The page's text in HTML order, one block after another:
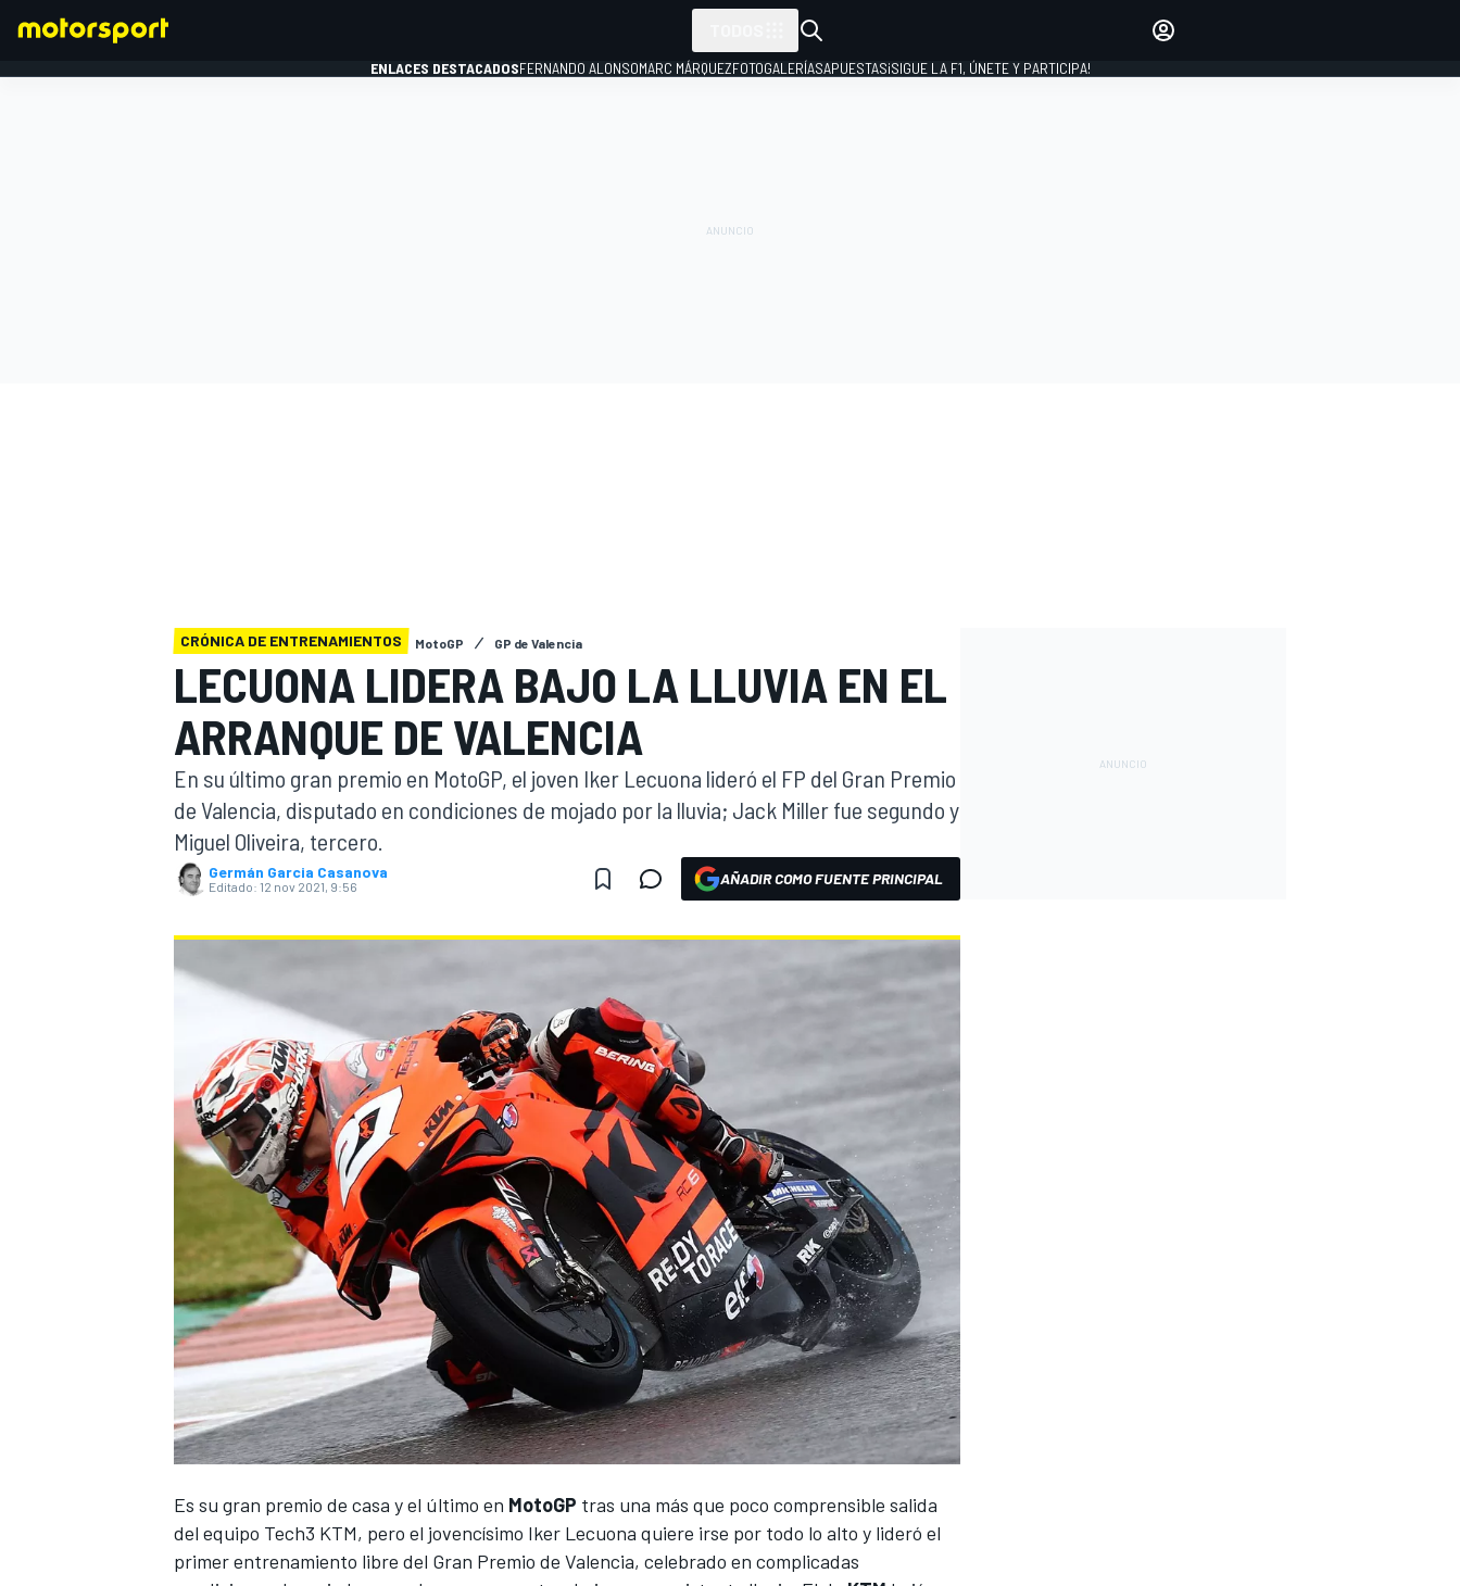
WEC FÓRMULA E
ENLACES DESTACADOSFERNANDO ALONSOMARC MÁRQUEZFOTOGALERÍASAPUESTAS¡SIGUE LA F1, ÚNETE Y PARTICIPA!
CRÓNICA DE ENTRENAMIENTOS MotoGP GP de Valencia
LECUONA LIDERA BAJO LA LLUVIA EN EL
ARRANQUE DE VALENCIA
En su último gran premio en MotoGP, el joven Iker Lecuona lideró el FP del Gran Premio
de Valencia, disputado en condiciones de mojado por la lluvia; Jack Miller fue segundo y
Miguel Oliveira, tercero.
Germán Garcia Casanova
Editado: 12 nov 2021, 9:56 AÑADIR COMO FUENTE PRINCIPAL
Es su gran premio de casa y el último en MotoGP tras una más que poco comprensible salida
del equipo Tech3 KTM, pero el jovencísimo Iker Lecuona quiere irse por todo lo alto y lideró el
primer entrenamiento libre del Gran Premio de Valencia, celebrado en complicadas